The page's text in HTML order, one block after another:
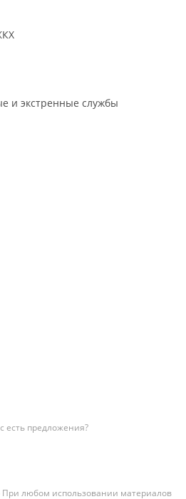
и экстренные службы
есть предложения?
любом использовании материалов